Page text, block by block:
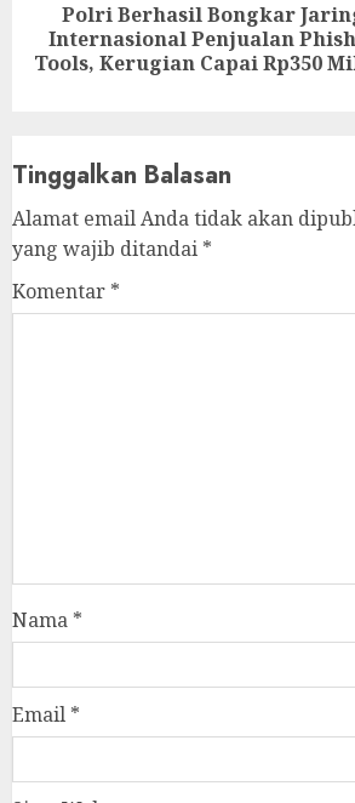
Next
post:
Polri Berhasil Bongkar
Internasional Penjualan
Tools, Kerugian Capai Rp350
Tinggalkan Balasan
Alamat email Anda tidak akan
yang wajib ditandai *
Komentar *
Nama *
Email *